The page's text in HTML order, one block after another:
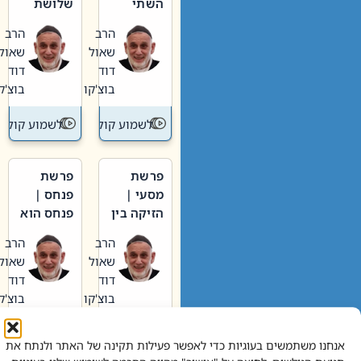
אנחנו משתמשים בעוגיות כדי לאפשר פעילות תקינה של האתר ולנתח את
וערב של
חיינו
הרב
שאול
דוד
בוצ'קו
לשמוע קול תורה – מדרש
האבות
הרב
שאול
דוד
בוצ'קו
לשמוע קול
פרשת
מסעי |
הזיקה בין
הגדול לעם הרב
שאול
דוד
בוצ'קו
לשמוע קול תורה – מדרש
פרשת
פנחס |
פנחס הוא
אליהו: בין
קנאות
הורסת
לקנאות
בונה
הרב
שאול
דוד
בוצ'קו
לשמוע קול